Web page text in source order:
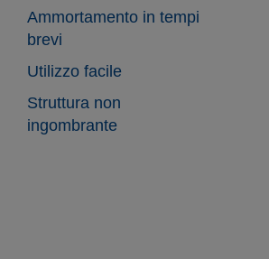
Ammortamento in tempi
brevi
Utilizzo facile
Struttura non
ingombrante